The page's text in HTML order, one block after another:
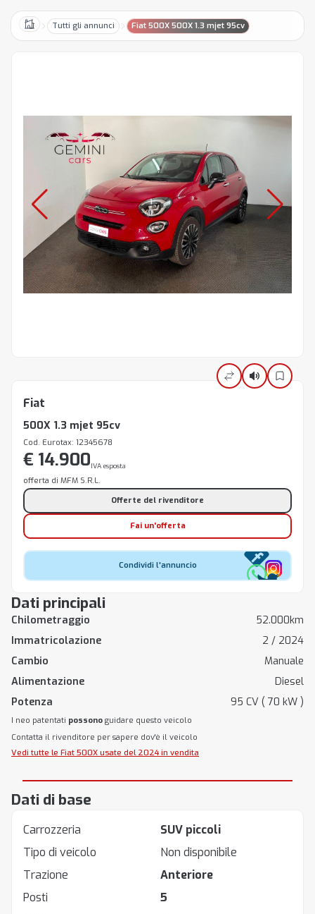
HomeTutti gli annunci Fiat 500X 500X 1.3 mjet 95cv
Dati principali
Chilometraggio
52.000km
Immatricolazione
2 / 2024
Cambio
Manuale
Alimentazione
Diesel
Potenza
95 CV ( 70 kW )
I neo patentati possono guidare questo veicolo
Contatta il rivenditore per sapere dov'è il veicolo
Vedi tutte le Fiat 500X usate del 2024 in vendita
Fiat
500X 1.3 mjet 95cv
Cod. Eurotax: 12345678
€ 14.900IVA esposta
offerta di MFM S.R.L.
Offerte del rivenditore
Fai un'offerta
Condividi l'annuncio
Dati di base
Carrozzeria
SUV piccoli
Tipo di veicolo
Non disponibile
Trazione
Anteriore
Posti
5